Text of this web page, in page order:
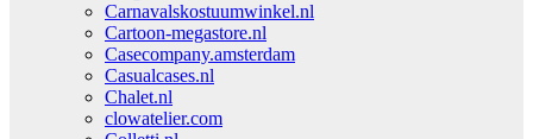
Carnavalskostuumwinkel.nl
Cartoon-megastore.nl
Casecompany.amsterdam
Casualcases.nl
Chalet.nl
clowatelier.com